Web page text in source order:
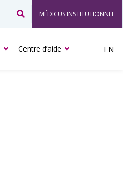
Recherche
MÉDICUS INSTITUTIONNEL
Centre d’aide EN